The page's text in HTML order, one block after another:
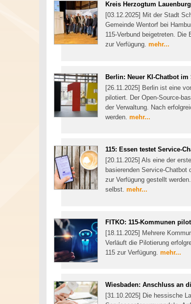
Kreis Herzogtum
[03.12.2025] Mit der Stadt
Gemeinde Wentorf bei
115-Verbund beigetreten.
zur Verfügung. mehr...
Berlin: Neuer KI-Chatbot im
[26.11.2025] Berlin ist eine
pilotiert. Der Open-Source-
der Verwaltung. Nach
werden. mehr...
115: Essen testet Service-
[20.11.2025] Als eine der
basierenden Service-Chatbot
zur Verfügung gestellt
selbst. mehr...
FITKO: 115-Kommunen
[18.11.2025] Mehrere
Verläuft die Pilotierung
115 zur Verfügung. mehr...
Wiesbaden: Anschluss an
[31.10.2025] Die hessische